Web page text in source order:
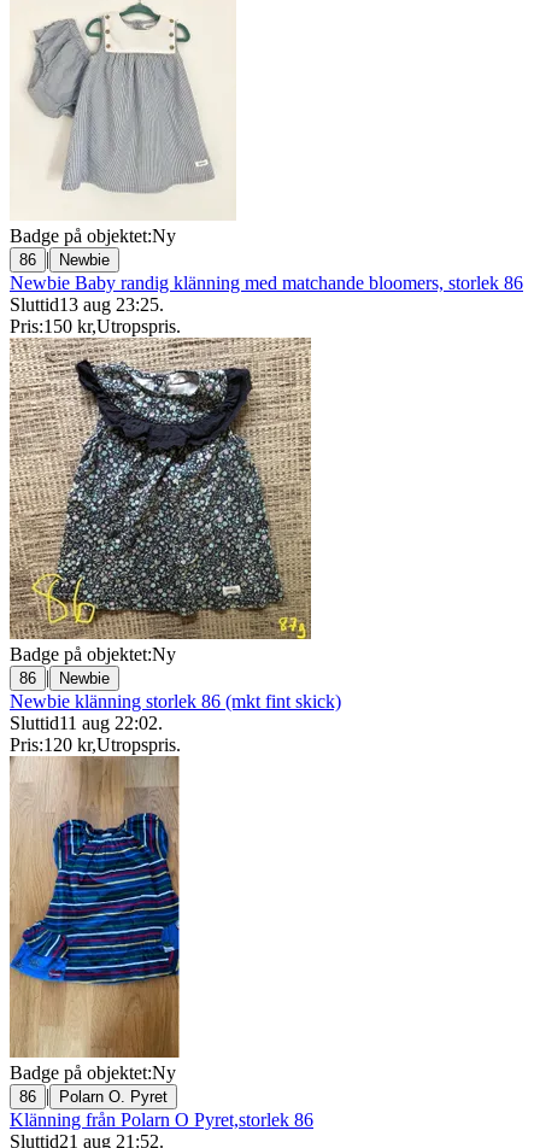
Badge på objektet:Ny
86 | Newbie
Newbie Baby randig klänning med matchande bloomers, storlek 86
Sluttid13 aug 23:25.
Pris:150 kr,Utropspris.
Badge på objektet:Ny
86 | Newbie
Newbie klänning storlek 86 (mkt fint skick)
Sluttid11 aug 22:02.
Pris:120 kr,Utropspris.
Badge på objektet:Ny
86 | Polarn O. Pyret
Klänning från Polarn O Pyret,storlek 86
Sluttid21 aug 21:52.